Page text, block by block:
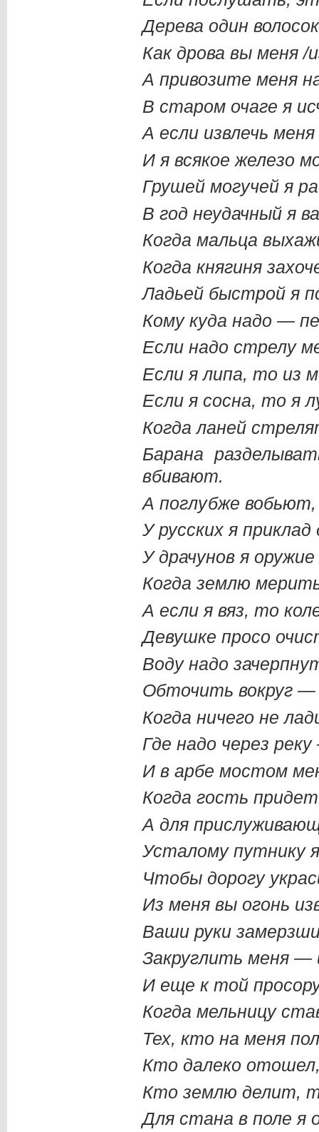
Дерева один
Как дрова вы меня /
А привозите меня
В старом очаге я
А если извлечь
И я всякое железо
Грушей могучей я
В год неудачный я
Когда мальца
Когда княгиня
Ладьей быстрой я
Кому куда надо —
Если надо стрелу
Если я липа, то из
Если я сосна, то я
Когда ланей
Барана
вбивают.
А поглубже
У русских я приклад
У драчунов я оружие
Когда землю
А если я вяз, то
Девушке просо
Воду надо
Обточить вокруг —
Когда ничего не
Где надо через
И в арбе мостом
Когда гость
А для
Усталому путнику
Чтобы дорогу
Из меня вы огонь
Ваши руки
Закруглить меня —
И еще к той
Когда мельницу
Тех, кто на меня
Кто далеко
Кто землю делит,
Для стана в поле я